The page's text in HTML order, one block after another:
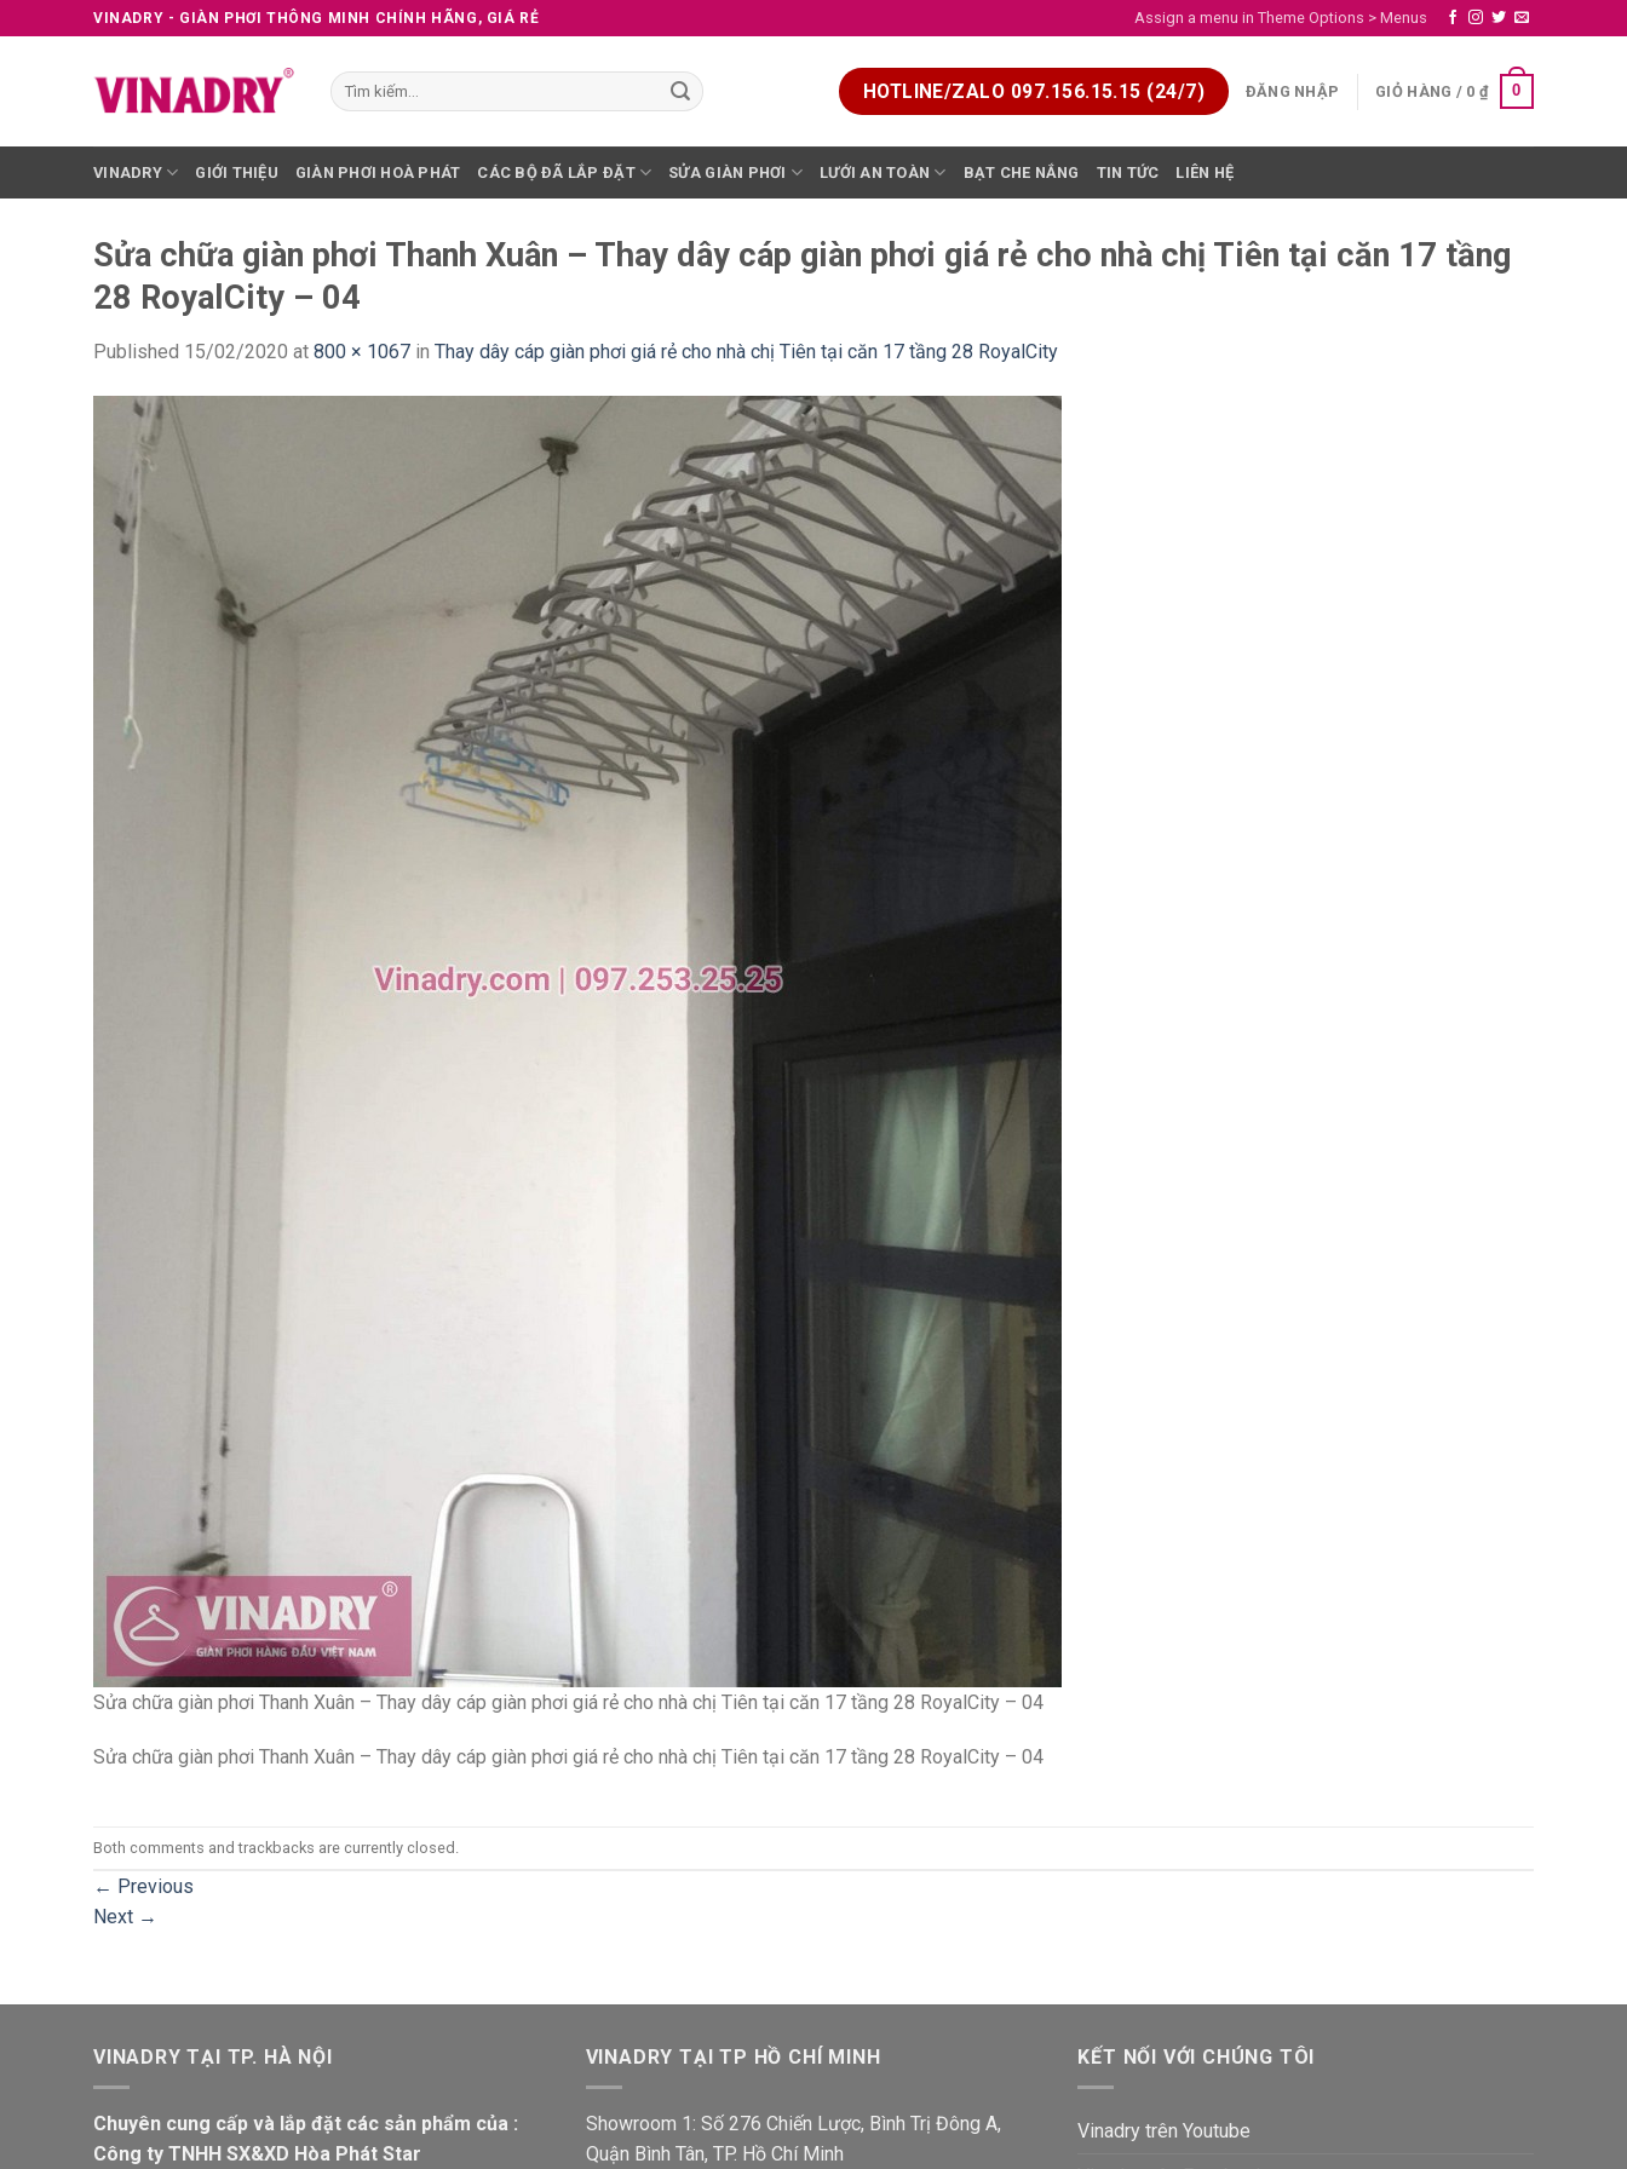
to
VINADRY - GIÀN PHƠI THÔNG MINH CHÍNH HÃNG, GIÁ RẺ Assign a menu in Theme Options > Menus
Tìm
kiếm:
HOTLINE/ZALO 097.156.15.15 (24/7) ĐĂNG NHẬP GIỎ HÀNG / 0 ₫ 0
VINADRY GIỚI THIỆU GIÀN PHƠI HOÀ PHÁT CÁC BỘ ĐÃ LẮP ĐẶT SỬA GIÀN PHƠI LƯỚI AN TOÀN BẠT CHE NẮNG TIN TỨC LIÊN HỆ
Sửa chữa giàn phơi Thanh Xuân – Thay dây cáp giàn phơi giá rẻ cho nhà chị Tiên tại căn 17 tầng
28 RoyalCity – 04
Published 15/02/2020 at 800 × 1067 in Thay dây cáp giàn phơi giá rẻ cho nhà chị Tiên tại căn 17 tầng 28 RoyalCity
Sửa chữa giàn phơi Thanh Xuân – Thay dây cáp giàn phơi giá rẻ cho nhà chị Tiên tại căn 17 tầng 28 RoyalCity – 04
Sửa chữa giàn phơi Thanh Xuân – Thay dây cáp giàn phơi giá rẻ cho nhà chị Tiên tại căn 17 tầng 28 RoyalCity – 04
Both comments and trackbacks are currently closed.
← Previous
Next →
VINADRY TẠI TP. HÀ NỘI
Chuyên cung cấp và lắp đặt các sản phẩm của :
Công ty TNHH SX&XD Hòa Phát Star
VINADRY TẠI TP HỒ CHÍ MINH
Showroom 1: Số 276 Chiến Lược, Bình Trị Đông A,
Quận Bình Tân, TP. Hồ Chí Minh
KẾT NỐI VỚI CHÚNG TÔI
Vinadry trên Youtube